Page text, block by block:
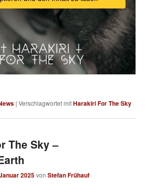
|Verschlagwortet mitHarakiri For The Sky
The Sky –
2025vonStefan Frühauf